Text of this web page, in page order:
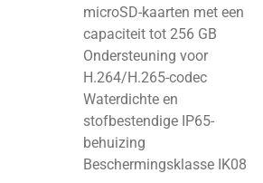
microSD-kaarten met een
capaciteit tot 256 GB
Ondersteuning voor
H.264/H.265-codec
Waterdichte en
stofbestendige IP65-
behuizing
Beschermingsklasse IK08